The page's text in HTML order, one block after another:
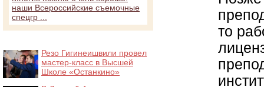
то
наши Всероссийские съемочные
спецгр ...
Резо Гигинеишвили провел
мастер-класс в Высшей
Школе «Останкино»